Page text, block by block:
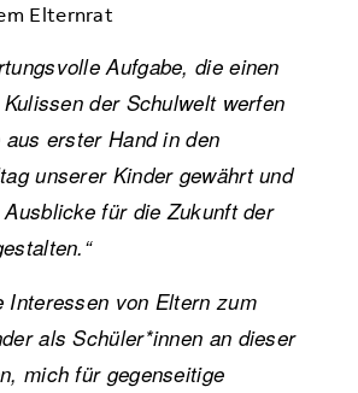
Elternrat
Aufgabe, die einen
der Schulwelt werfen
erster Hand in den
unserer Kinder gewährt und
für die Zukunft der
Interessen von Eltern zum
als Schüler*innen an dieser
mich für gegenseitige